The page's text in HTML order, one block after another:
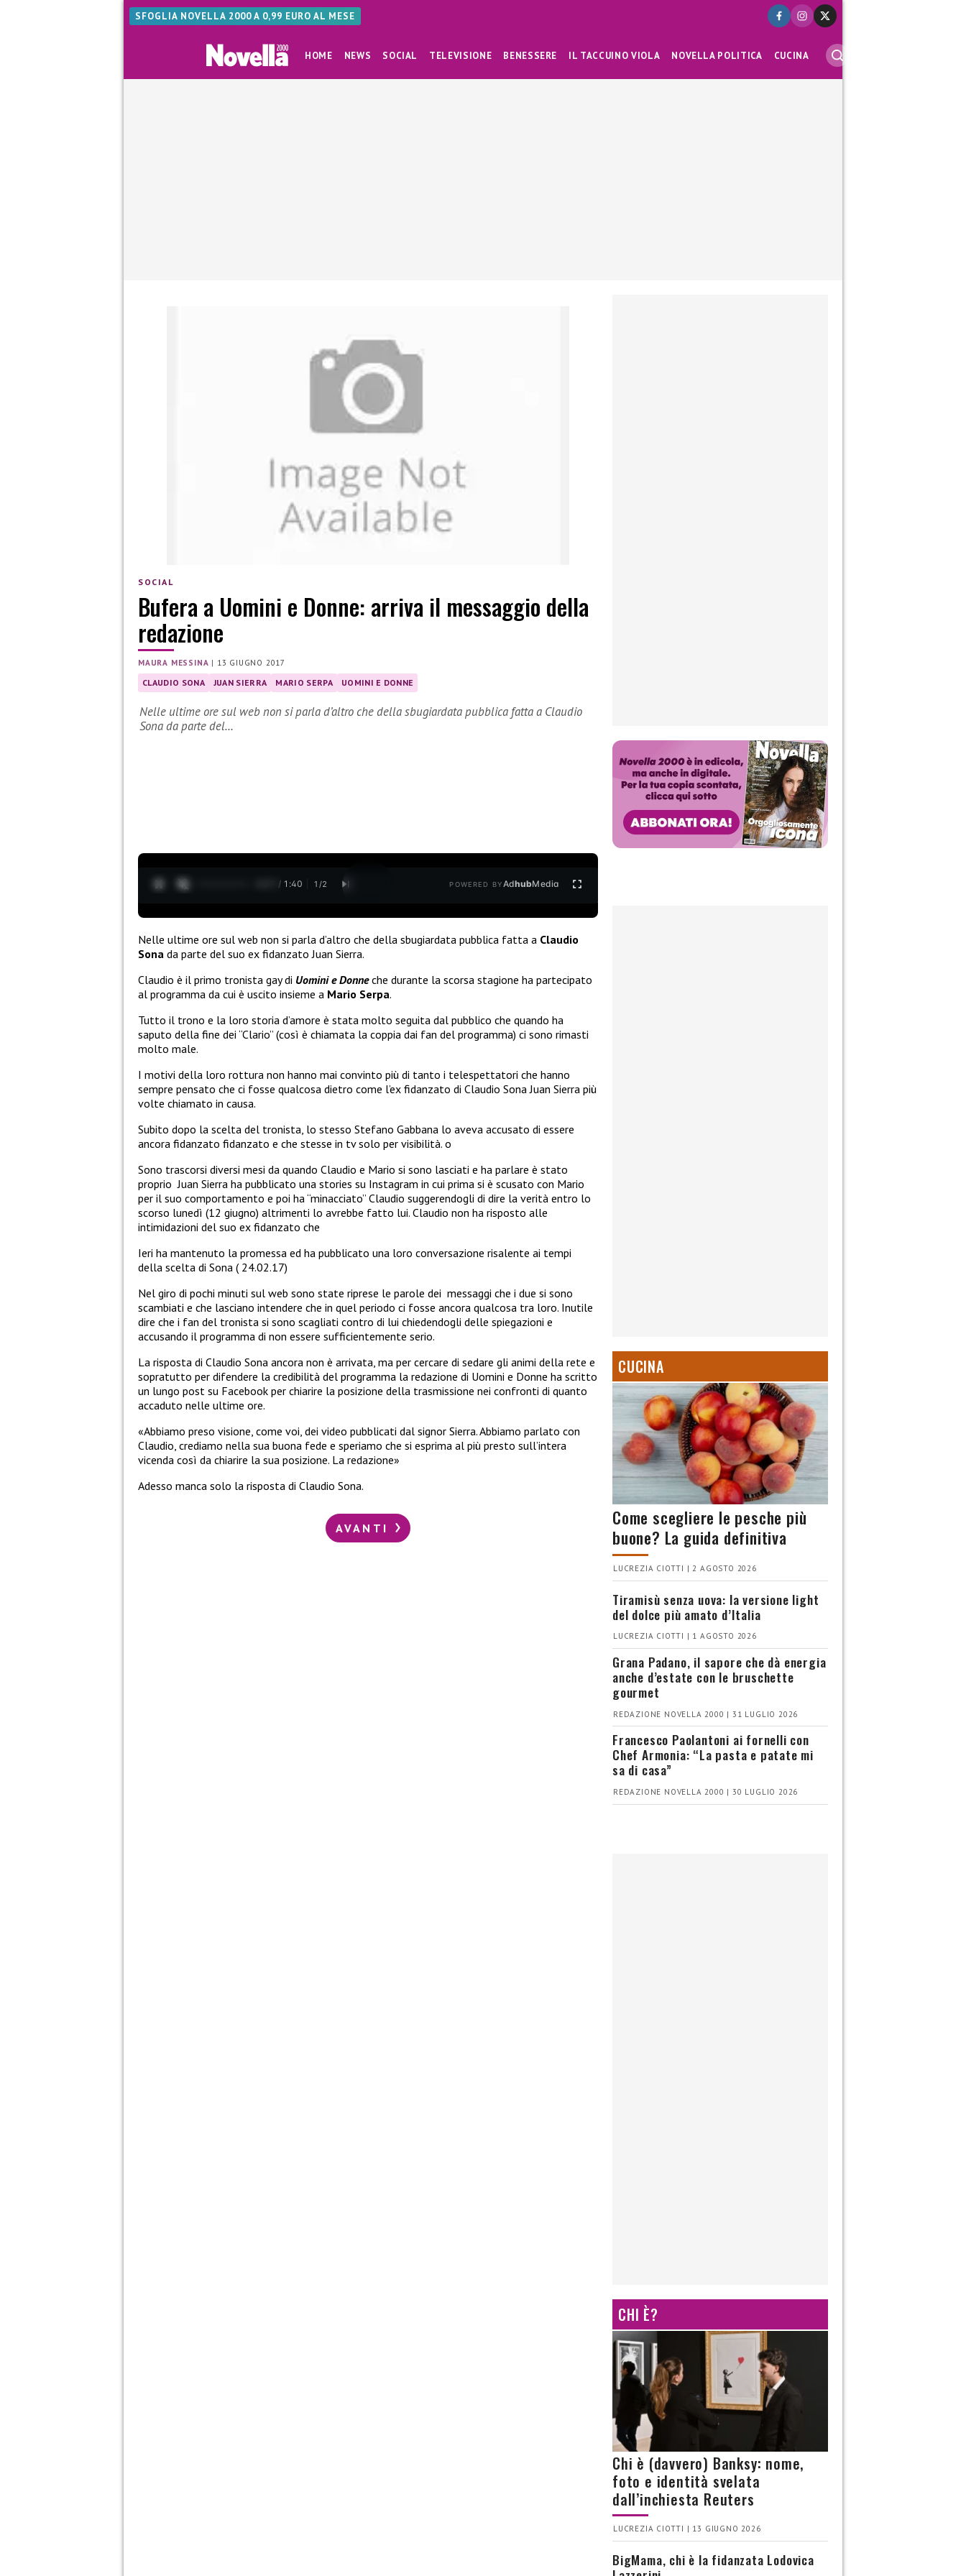
SFOGLIA NOVELLA 2000 A 0,99 EURO AL MESE
HOME NEWS SOCIAL TELEVISIONE BENESSERE IL TACCUINO VIOLA NOVELLA POLITICA CUCINA
SOCIAL
Bufera a Uomini e Donne: arriva il messaggio della
redazione
MAURA MESSINA | 13 GIUGNO 2017
CLAUDIO SONA JUAN SIERRA MARIO SERPA UOMINI E DONNE
Nelle ultime ore sul web non si parla d’altro che della sbugiardata pubblica fatta a Claudio
Sona da parte del…
0:28 / 1:40 1 /2 POWERED BYAdhubMedia
Nelle ultime ore sul web non si parla d’altro che della sbugiardata pubblica fatta a Claudio
Sona da parte del suo ex fidanzato Juan Sierra.
Claudio è il primo tronista gay di Uomini e Donneche durante la scorsa stagione ha partecipato
al programma da cui è uscito insieme a Mario Serpa.
Tutto il trono e la loro storia d’amore è stata molto seguita dal pubblico che quando ha
saputo della fine dei “Clario” (così è chiamata la coppia dai fan del programma) ci sono rimasti
molto male.
I motivi della loro rottura non hanno mai convinto più di tanto i telespettatori che hanno
sempre pensato che ci fosse qualcosa dietro come l’ex fidanzato di Claudio Sona Juan Sierra più
volte chiamato in causa.
Subito dopo la scelta del tronista, lo stesso Stefano Gabbana lo aveva accusato di essere
ancora fidanzato fidanzato e che stesse in tv solo per visibilità. o
Sono trascorsi diversi mesi da quando Claudio e Mario si sono lasciati e ha parlare è stato
proprio Juan Sierra ha pubblicato una stories su Instagram in cui prima si è scusato con Mario
per il suo comportamento e poi ha “minacciato” Claudio suggerendogli di dire la verità entro lo
scorso lunedì (12 giugno) altrimenti lo avrebbe fatto lui. Claudio non ha risposto alle
intimidazioni del suo ex fidanzato che
Ieri ha mantenuto la promessa ed ha pubblicato una loro conversazione risalente ai tempi
della scelta di Sona ( 24.02.17)
Nel giro di pochi minuti sul web sono state riprese le parole dei messaggi che i due si sono
scambiati e che lasciano intendere che in quel periodo ci fosse ancora qualcosa tra loro. Inutile
dire che i fan del tronista si sono scagliati contro di lui chiedendogli delle spiegazioni e
accusando il programma di non essere sufficientemente serio.
La risposta di Claudio Sona ancora non è arrivata, ma per cercare di sedare gli animi della rete e
sopratutto per difendere la credibilità del programma la redazione di Uomini e Donne ha scritto
un lungo post su Facebook per chiarire la posizione della trasmissione nei confronti di quanto
accaduto nelle ultime ore.
«Abbiamo preso visione, come voi, dei video pubblicati dal signor Sierra. Abbiamo parlato con
Claudio, crediamo nella sua buona fede e speriamo che si esprima al più presto sull’intera
vicenda così da chiarire la sua posizione. La redazione»
Adesso manca solo la risposta di Claudio Sona.
AVANTI
CUCINA
Come scegliere le pesche più
buone? La guida definitiva
LUCREZIA CIOTTI | 2 AGOSTO 2026
Tiramisù senza uova: la versione light
del dolce più amato d’Italia
LUCREZIA CIOTTI | 1 AGOSTO 2026
Grana Padano, il sapore che dà energia
anche d’estate con le bruschette
gourmet
REDAZIONE NOVELLA 2000 | 31 LUGLIO 2026
Francesco Paolantoni ai fornelli con
Chef Armonia: “La pasta e patate mi
sa di casa”
REDAZIONE NOVELLA 2000 | 30 LUGLIO 2026
CHI È?
Chi è (davvero) Banksy: nome,
foto e identità svelata
dall’inchiesta Reuters
LUCREZIA CIOTTI | 13 GIUGNO 2026
BigMama, chi è la fidanzata Lodovica